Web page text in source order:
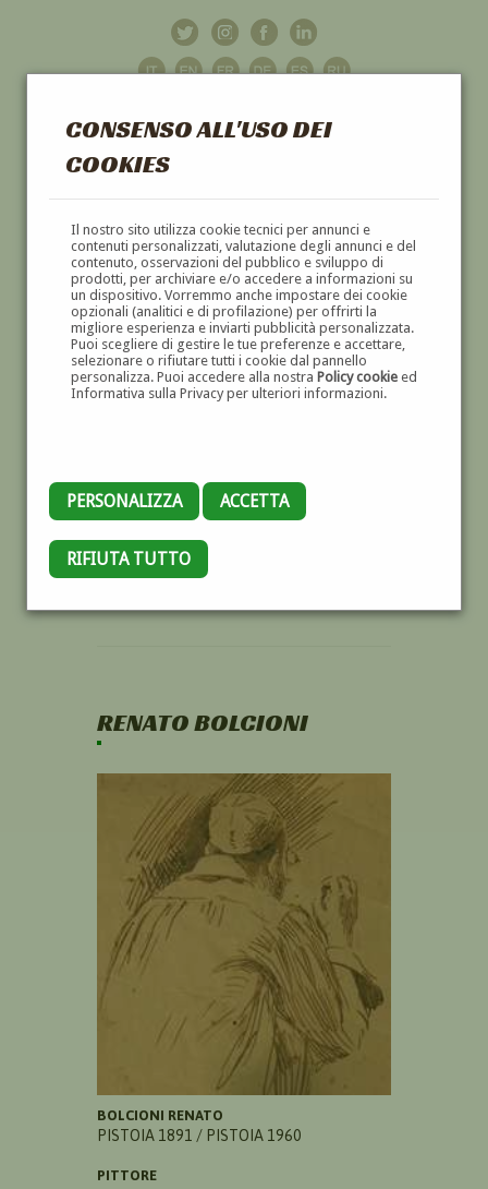
CONSENSO ALL'USO DEI
COOKIES
Il nostro sito utilizza cookie tecnici per annunci e
contenuti personalizzati, valutazione degli annunci e del
contenuto, osservazioni del pubblico e sviluppo di
prodotti, per archiviare e/o accedere a informazioni su
un dispositivo. Vorremmo anche impostare dei cookie
opzionali (analitici e di profilazione) per offrirti la
migliore esperienza e inviarti pubblicità personalizzata.
Puoi scegliere di gestire le tue preferenze e accettare,
selezionare o rifiutare tutti i cookie dal pannello
personalizza. Puoi accedere alla nostra Policy cookieed
Informativa sulla Privacy per ulteriori informazioni.
PERSONALIZZA ACCETTA
RIFIUTA TUTTO
GALLERIAD'ARTE
DIPINTI E SCULTURE '800 E '900
RENATO BOLCIONI
BOLCIONI RENATO
PISTOIA 1891 / PISTOIA 1960
PITTORE